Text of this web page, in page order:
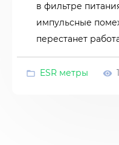
в фильтре
импульсные
перестанет
ESR метры